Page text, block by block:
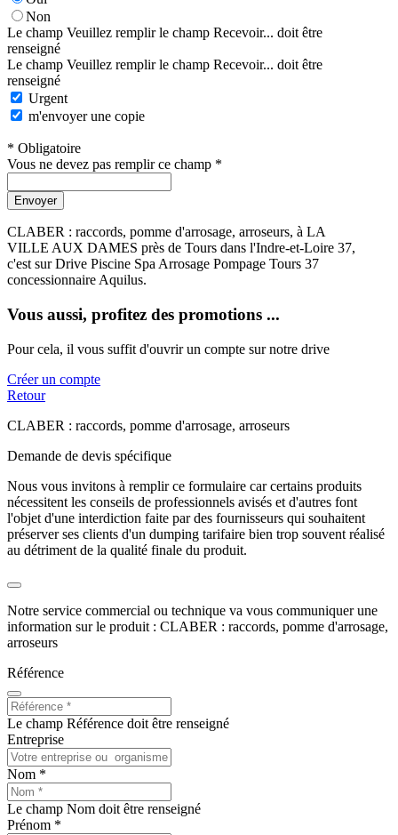
Non
Le champ Veuillez remplir le champ Recevoir... doit être
renseigné
Le champ Veuillez remplir le champ Recevoir... doit être
renseigné
Urgent
m'envoyer une copie
* Obligatoire
Vous ne devez pas remplir ce champ *
Envoyer
CLABER : raccords, pomme d'arrosage, arroseurs, à LA
VILLE AUX DAMES près de Tours dans l'Indre-et-Loire 37,
c'est sur Drive Piscine Spa Arrosage Pompage Tours 37
concessionnaire Aquilus.
Vous aussi, profitez des promotions ...
Pour cela, il vous suffit d'ouvrir un compte sur notre drive
Créer un compte
Retour
CLABER : raccords, pomme d'arrosage, arroseurs
Demande de devis spécifique
Nous vous invitons à remplir ce formulaire car certains produits
nécessitent les conseils de professionnels avisés et d'autres font
l'objet d'une interdiction faite par des fournisseurs qui souhaitent
préserver ses clients d'un dumping tarifaire bien trop souvent réalisé
au détriment de la qualité finale du produit.
Notre service commercial ou technique va vous communiquer une
information sur le produit : CLABER : raccords, pomme d'arrosage,
arroseurs
Référence
Le champ Référence doit être renseigné
Entreprise
Nom *
Le champ Nom doit être renseigné
Prénom *